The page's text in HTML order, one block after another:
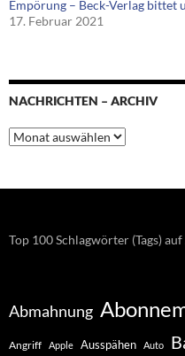
Empörung – Beck-Verlag bittet
17. Februar 2021
NACHRICHTEN – ARCHIV
Nachrichten
–
Top 100 Schlagwörter (Tags)
Abmahnung
Angriff Apple Ausspähen Auto